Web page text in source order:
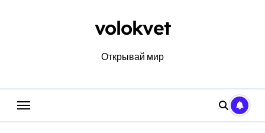
volokvet
Открывай мир